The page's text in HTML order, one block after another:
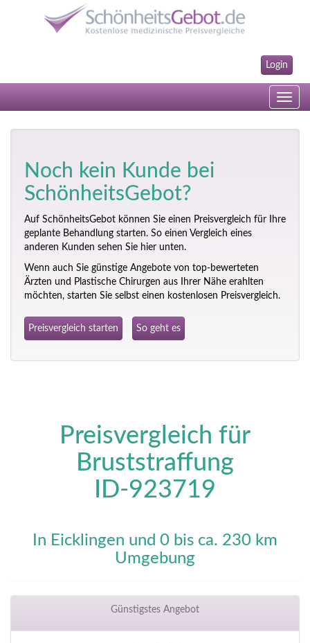
Login
Toggle
Noch kein Kunde bei
SchönheitsGebot?
Auf SchönheitsGebot können Sie einen Preisvergleich für Ihre
geplante Behandlung starten. So einen Vergleich eines
anderen Kunden sehen Sie hier unten.
Wenn auch Sie günstige Angebote von top-bewerteten
Ärzten und Plastische Chirurgen aus Ihrer Nähe erahlten
möchten, starten Sie selbst einen kostenlosen Preisvergleich.
Preisvergleich starten So geht es
Preisvergleich für
Bruststraffung
ID-923719
In Eicklingen und 0 bis ca. 230 km
Umgebung
Günstigstes Angebot